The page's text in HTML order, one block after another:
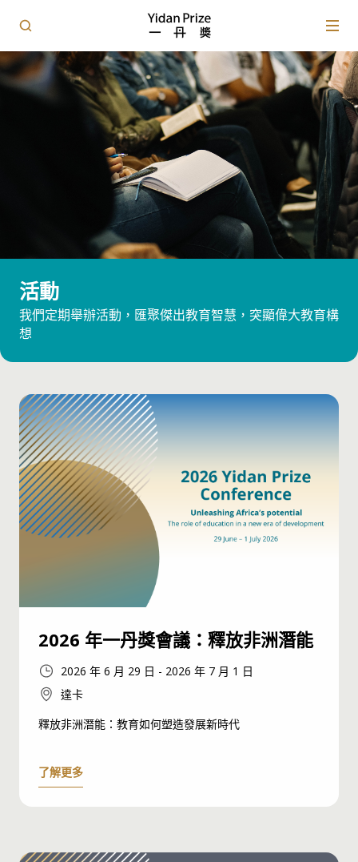
活動
我們定期舉辦活動，匯聚傑出教育智慧，突顯偉大教育構
想
2026 年一丹獎會議：釋放非洲潛能
2026 年 6 月 29 日 - 2026 年 7 月 1 日
達卡
釋放非洲潛能：教育如何塑造發展新時代
了解更多